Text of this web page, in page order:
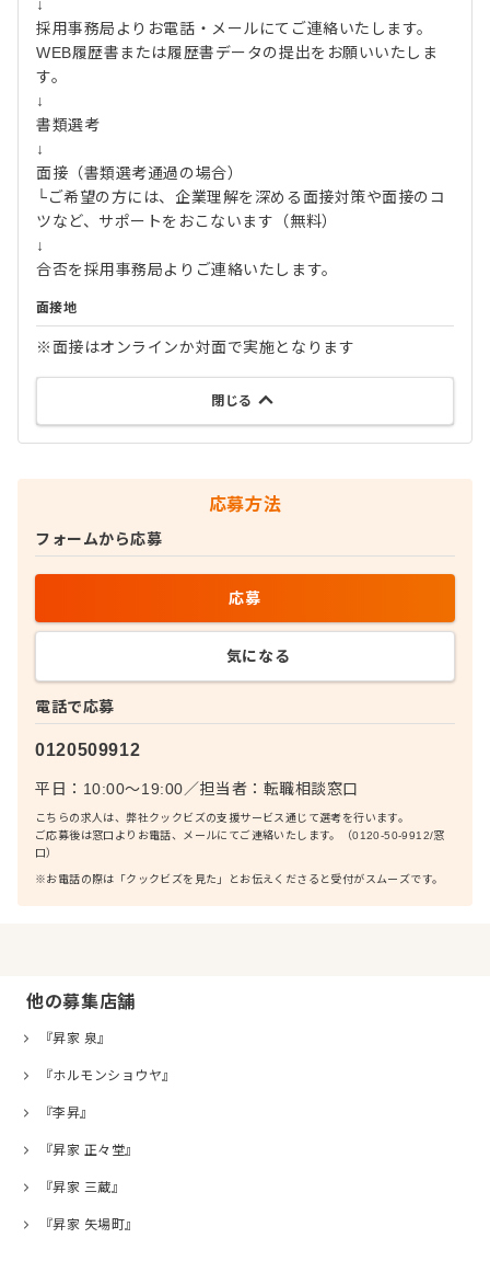
↓
採用事務局よりお電話・メールにてご連絡いたします。
WEB履歴書または履歴書データの提出をお願いいたしま
す。
↓
書類選考
↓
面接（書類選考通過の場合）
└ご希望の方には、企業理解を深める面接対策や面接のコ
ツなど、サポートをおこないます（無料）
↓
合否を採用事務局よりご連絡いたします。
面接地
※面接はオンラインか対面で実施となります
閉じる
応募方法
電話で応募
0120509912
平日：10:00〜19:00／担当者： 転職相談窓口
こちらの求人は、弊社クックビズの支援サービス通じて選考を行います。
ご応募後は窓口よりお電話、メールにてご連絡いたします。（0120-50-9912/窓
口）
※お電話の際は「クックビズを見た」とお伝えくださると受付がスムーズです。
フォームから応募
応募
気になる
他の募集店舗
『昇家 泉』
『ホルモンショウヤ』
『李昇』
『昇家 正々堂』
『昇家 三蔵』
『昇家 矢場町』